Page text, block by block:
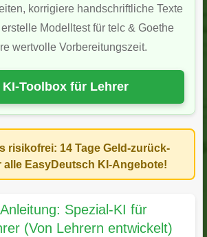
korrigiere handschriftliche Texte
Modelltest für telc & Goethe
wertvolle Vorbereitungszeit.
KI-Toolbox für Lehrer
risikofrei: 14 Tage Geld-zurück-
alle EasyDeutsch KI-Angebote!
Spezial-KI für
(Von Lehrern entwickelt)